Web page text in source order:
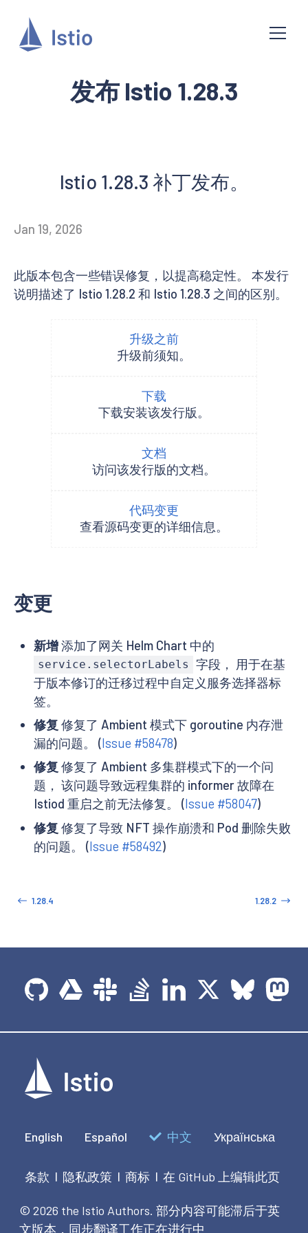
发布 Istio 1.28.3
Istio 1.28.3 补丁发布。
Jan 19, 2026
此版本包含一些错误修复，以提高稳定性。 本发行
说明描述了 Istio 1.28.2 和 Istio 1.28.3 之间的区别。
升级之前
升级前须知。
下载
下载安装该发行版。
文档
访问该发行版的文档。
代码变更
查看源码变更的详细信息。
变更
新增添加了网关 Helm Chart 中的
service.selectorLabels
字段， 用于在基
于版本修订的迁移过程中自定义服务选择器标
签。
修复 修复了 Ambient 模式下 goroutine 内存泄
漏的问题。 (Issue #58478)
修复 修复了 Ambient 多集群模式下的一个问
题， 该问题导致远程集群的 informer 故障在
Istiod 重启之前无法修复。 (Issue #58047)
修复 修复了导致 NFT 操作崩溃和 Pod 删除失败
的问题。 (Issue #58492)
1.28.4 1.28.2
English Español 中文 Українська
条款 | 隐私政策 | 商标 | 在 GitHub 上编辑此页
© 2026 the Istio Authors. 部分内容可能滞后于英
文版本，同步翻译工作正在进行中